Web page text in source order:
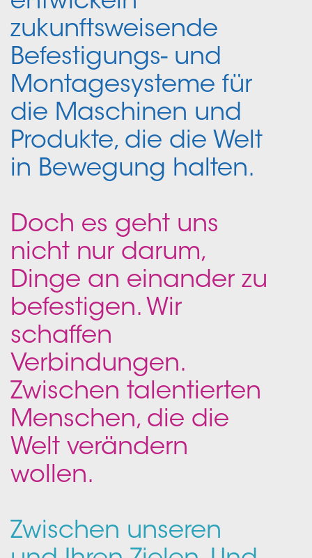
zukunftsweisende
Befestigungs- und
Montagesysteme für
die Maschinen und
Produkte, die die Welt
in Bewegung halten.
Doch es geht uns
nicht nur darum,
Dinge an einander zu
befestigen. Wir
schaffen
Verbindungen.
Zwischen talentierten
Menschen, die die
Welt verändern
wollen.
Zwischen unseren